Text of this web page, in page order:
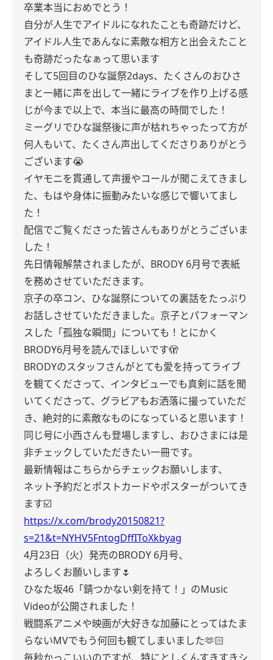
卒業本当におめでとう！
自分が人生でアイドルになれたことも奇跡だけど、
アイドル人生であんなに素敵な相方と出会えたこと
も奇跡だったなぁって思います
そして5回目のひな誕祭2days、たくさんのおひさ
まと一緒に声を出して一緒にライブを作り上げる感
じが今まで以上で、本当に最高の時間でした！
ミーグリでひな誕祭後に声が枯れちゃったって方が
何人もいて、たくさん声出してくださりありがとう
ございます😭
イヤモニを貫通して声援やコールが聞こえてきまし
た、もはや身体に振動みたいな感じで響いてまし
た！
配信でご覧くださった皆さんもありがとうございま
した！
先日情報解禁されましたが、BRODY 6月号で表紙
を務めさせていただきます。
京子の卒コン、ひな誕祭についての裏話をたっぷり
お話しさせていただきました。京子とパフォーマン
スした「孤独な瞬間」についても！とにかく
BRODY6月号を読んでほしいです🫣
BRODYのスタッフさんがとても愛を持ってライブ
を観てくださって、インタビューでも真剣に話を聞
いてくださって、グラビアもお洒落に撮っていただ
き、絶対的に素敵なものになっていると思います！
同じ号に小西さんも登場しますし、おひさまには是
非チェックしていただきたい一冊です。
最新情報はこちらからチェックお願いします、
ネット予約だとポストカードやポスターがついてき
ます☑️
https://x.com/brody20150821?
s=21&t=NYHV5FntogDffIToXkbyag
4月23日（火）発売のBRODY 6月号、
よろしくお願いします🌷
ひなた坂46「錆つかない剣を持て！」のMusic
Videoが公開されました！
戦闘系アニメや映画が大好きな加藤にとってはたま
らないMVでもう何回も観てしまいました🫶🏻